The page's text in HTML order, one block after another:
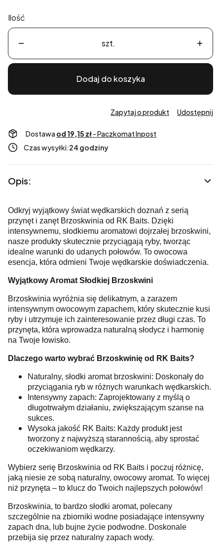
Ilość
szt.
Dodaj do koszyka
Zapytaj o produkt Udostępnij
Dostawa od 19,15 zł- Paczkomat Inpost
Czas wysyłki:24 godziny
Opis:
Odkryj wyjątkowy świat wędkarskich doznań z serią
przynęt i zanęt Brzoskwinia od RK Baits. Dzięki
intensywnemu, słodkiemu aromatowi dojrzałej brzoskwini,
nasze produkty skutecznie przyciągają ryby, tworząc
idealne warunki do udanych połowów. To owocowa
esencja, która odmieni Twoje wędkarskie doświadczenia.
Wyjątkowy Aromat Słodkiej Brzoskwini
Brzoskwinia wyróżnia się delikatnym, a zarazem
intensywnym owocowym zapachem, który skutecznie kusi
ryby i utrzymuje ich zainteresowanie przez długi czas. To
przynęta, która wprowadza naturalną słodycz i harmonię
na Twoje łowisko.
Dlaczego warto wybrać Brzoskwinię od RK Baits?
Naturalny, słodki aromat brzoskwini: Doskonały do
przyciągania ryb w różnych warunkach wędkarskich.
Intensywny zapach: Zaprojektowany z myślą o
długotrwałym działaniu, zwiększającym szanse na
sukces.
Wysoka jakość RK Baits: Każdy produkt jest
tworzony z najwyższą starannością, aby sprostać
oczekiwaniom wędkarzy.
Wybierz serię Brzoskwinia od RK Baits i poczuj różnicę,
jaką niesie ze sobą naturalny, owocowy aromat. To więcej
niż przynęta – to klucz do Twoich najlepszych połowów!
Brzoskwinia, to bardzo słodki aromat, polecany
szczególnie na zbiorniki wodne posiadające intensywny
zapach dna, lub bujne życie podwodne. Doskonale
przebija się przez naturalny zapach wody.